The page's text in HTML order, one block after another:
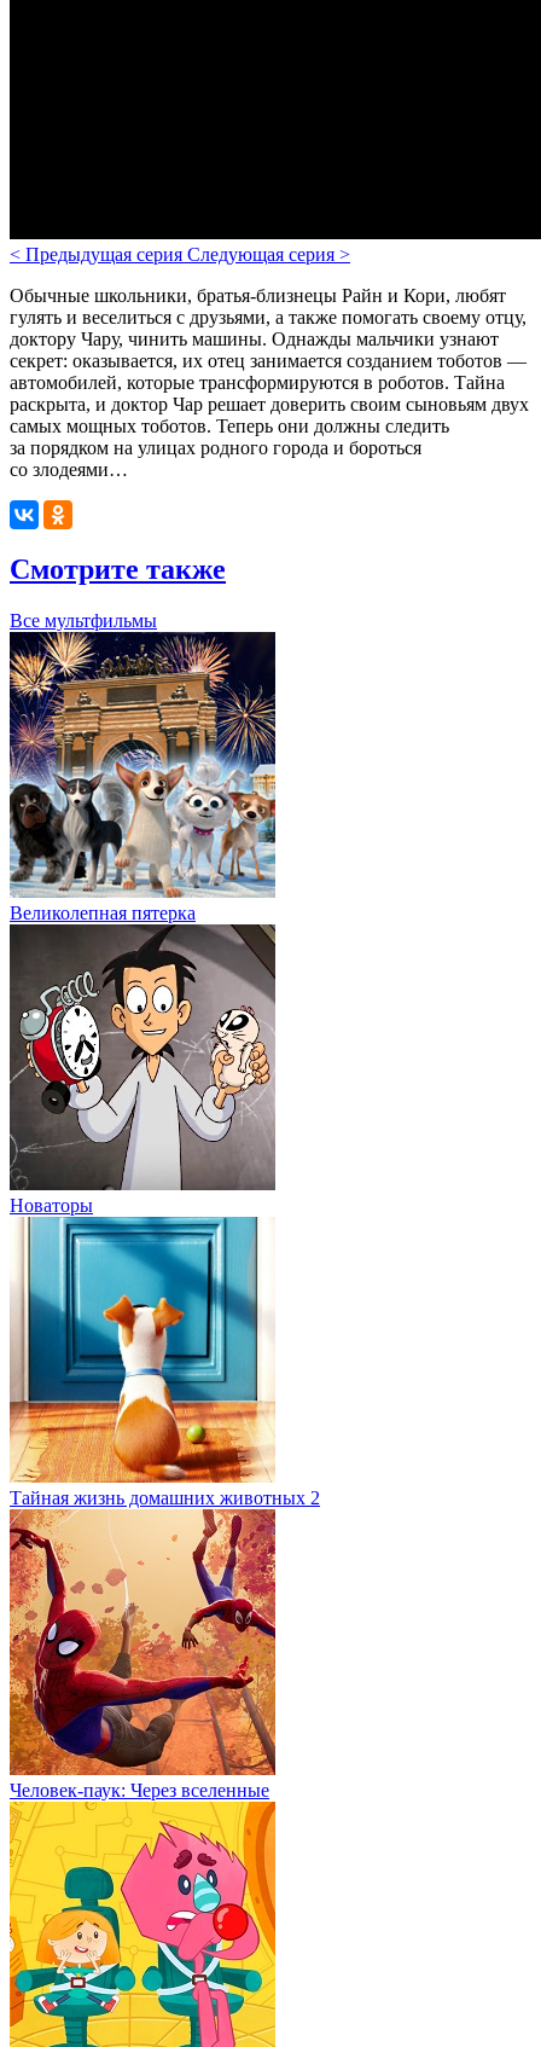
< Предыдущая серия Следующая серия >
Обычные школьники, братья-близнецы Райн и Кори, любят
гулять и веселиться с друзьями, а также помогать своему отцу,
доктору Чару, чинить машины. Однажды мальчики узнают
секрет: оказывается, их отец занимается созданием тоботов —
автомобилей, которые трансформируются в роботов. Тайна
раскрыта, и доктор Чар решает доверить своим сыновьям двух
самых мощных тоботов. Теперь они должны следить
за порядком на улицах родного города и бороться
со злодеями…
Смотрите также
Все мультфильмы
Великолепная пятерка
Новаторы
Тайная жизнь домашних животных 2
Человек-паук: Через вселенные